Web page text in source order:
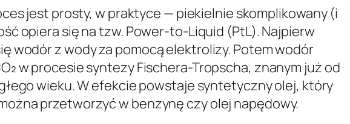
jest prosty, w praktyce — piekielnie skomplikowany (i
opiera się na tzw.Power-to-Liquid (PtL). Najpierw
wodór z wody za pomocą elektrolizy. Potem wodór
w procesie syntezy Fischera-Tropscha, znanym już od
wieku. W efekcie powstaje syntetyczny olej, który
przetworzyć w benzynę czy olej napędowy.